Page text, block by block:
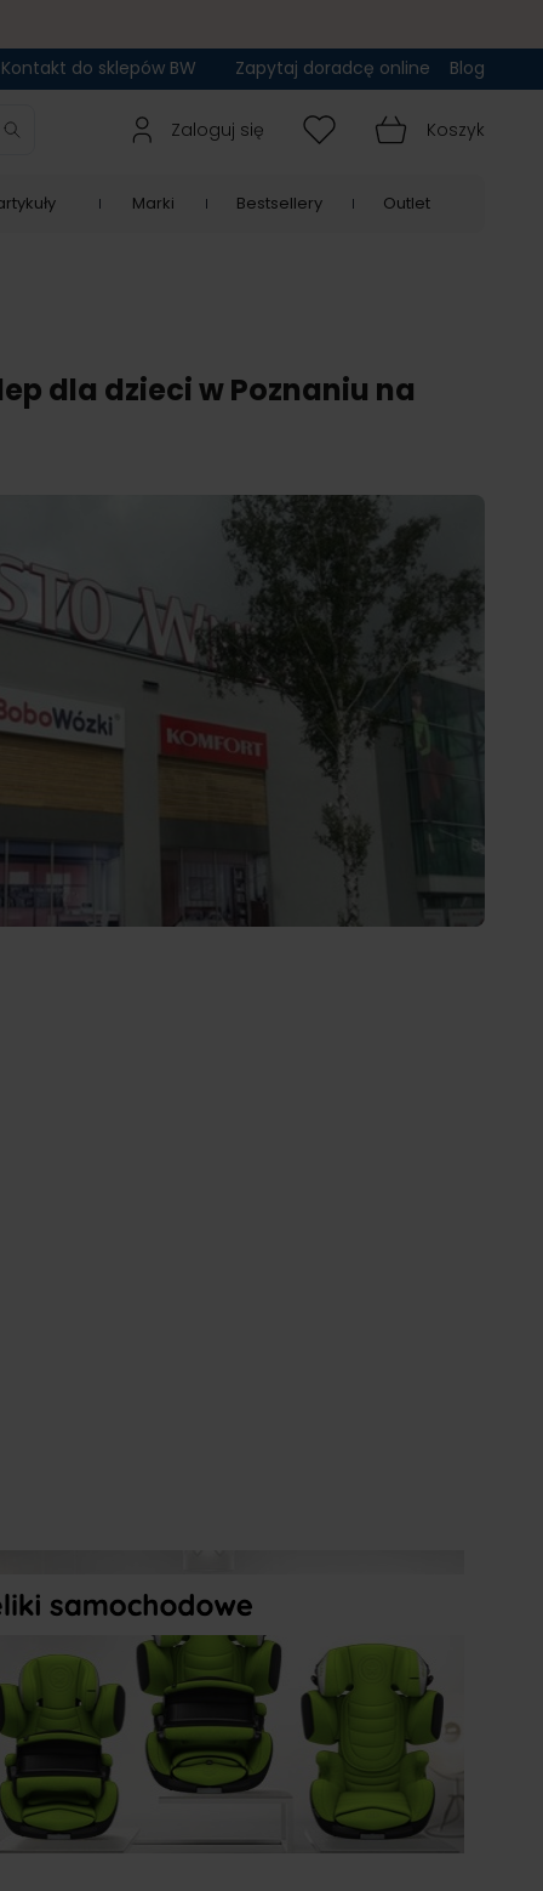
Kontakt do sklepów BW Zapytaj doradcę online Blog
Zaloguj się Koszyk
Marki Bestsellery Outlet
dla dzieci w Poznaniu na